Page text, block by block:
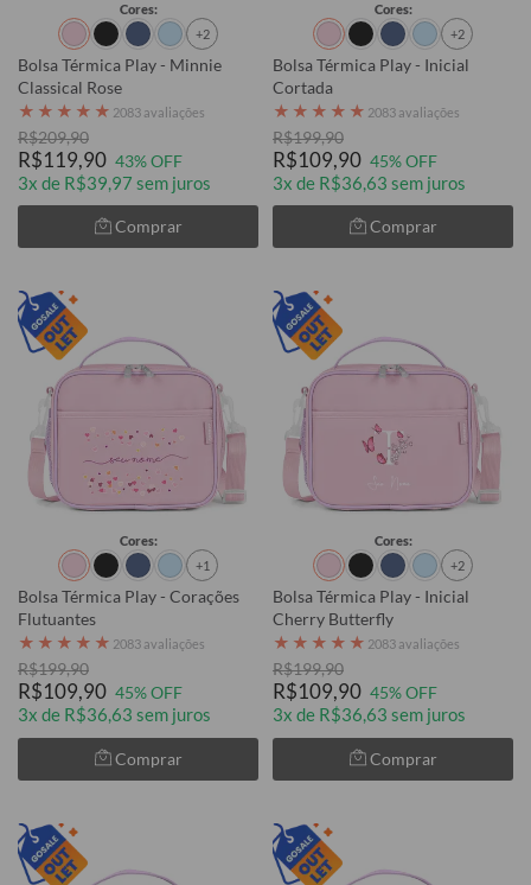
Cores:
+2
Bolsa Térmica Play - Minnie
Classical Rose
★ ★ ★ ★ ★ 2083 avaliações
R$209,90
R$119,90 43% OFF
3x de R$39,97 sem juros
Comprar
Cores:
+2
Bolsa Térmica Play - Inicial
Cortada
★ ★ ★ ★ ★ 2083 avaliações
R$199,90
R$109,90 45% OFF
3x de R$36,63 sem juros
Comprar
Cores:
+1
Bolsa Térmica Play - Corações
Flutuantes
★ ★ ★ ★ ★ 2083 avaliações
R$199,90
R$109,90 45% OFF
3x de R$36,63 sem juros
Comprar
Cores:
+2
Bolsa Térmica Play - Inicial
Cherry Butterfly
★ ★ ★ ★ ★ 2083 avaliações
R$199,90
R$109,90 45% OFF
3x de R$36,63 sem juros
Comprar